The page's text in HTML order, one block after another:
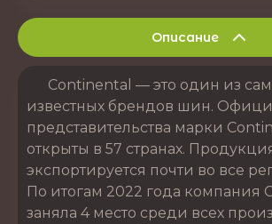
Описание
Continental — это один из
известных брендов шин.
представительства марки
открыты в 57 странах.
экспортируется почти во все
По итогам 2022 года компания
заняла 4 место среди всех